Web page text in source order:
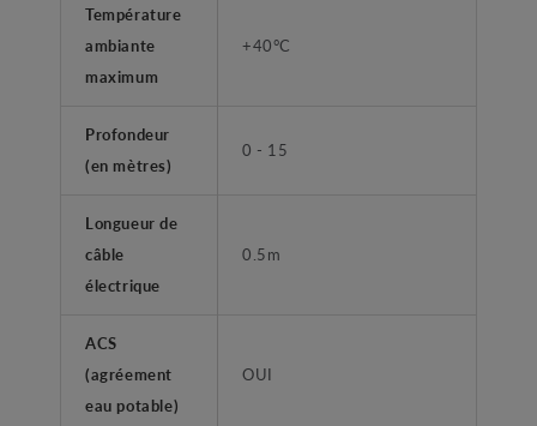
Température
ambiante
maximum
+40°C
Profondeur
(en mètres)
0 - 15
Longueur de
câble
électrique
0.5m
ACS
(agréement
eau potable)
OUI